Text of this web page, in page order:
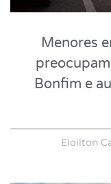
Menores
Bonfim e
Eloilton